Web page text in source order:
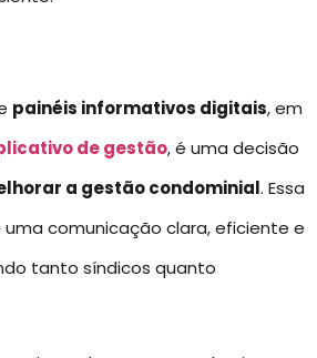
painéis informativos digitais, em
de gestão, é uma decisão
a gestão condominial. Essa
comunicação clara, eficiente e
tanto síndicos quanto